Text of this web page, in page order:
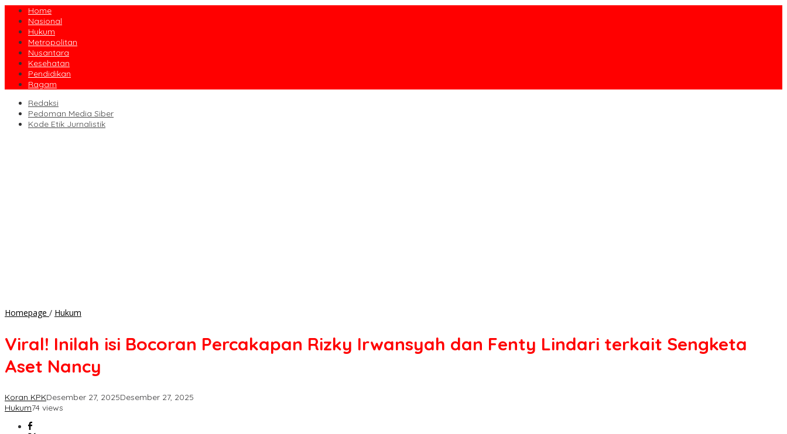
Home
Nasional
Hukum
Metropolitan
Nusantara
Kesehatan
Pendidikan
Ragam
Redaksi
Pedoman Media Siber
Kode Etik Jurnalistik
Homepage / Hukum
Bocoran
Rizky
Irwansyah
Fenty
Viral! Inilah isi Bocoran Percakapan Rizky Irwansyah dan Fenty Lindari terkait Sengketa
Aset Nancy
Koran KPKDesember 27, 2025Desember 27, 2025
Hukum74 views